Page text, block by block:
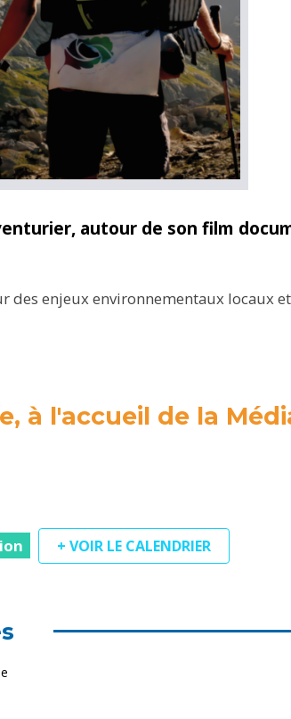
autour de son film
enjeux environnementaux locaux
à l'accueil de la
+ VOIR LE CALENDRIER